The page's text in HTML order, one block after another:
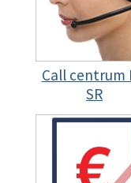
Call centrum
SR